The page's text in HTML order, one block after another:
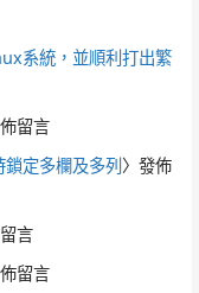
系統，並順利打出繁
留言
定多欄及多列〉發佈
言
留言